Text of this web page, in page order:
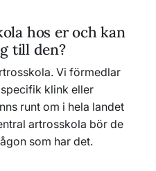
hos er och kan
till den?
Vi förmedlar
klink eller
runt om i hela landet
artrosskola bör de
som har det.